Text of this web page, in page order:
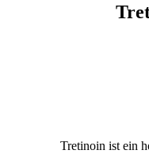
Tretinoin ist ein